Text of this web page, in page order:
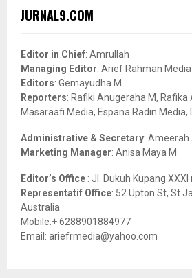
h
o
r
:
JURNAL9.COM
Editor in Chief: Amrullah
Managing Editor: Arief Rahman Media
Editors: Gemayudha M
Reporters: Rafiki Anugeraha M, Rafika
Masaraafi Media, Espana Radin Media,
Administrative & Secretary: Ameerah
Marketing Manager: Anisa Maya M
Editor’s Office : Jl. Dukuh Kupang
Representatif Office: 52 Upton St, St
Australia
Mobile:+ 6288901884977
Email: ariefrmedia@yahoo.com